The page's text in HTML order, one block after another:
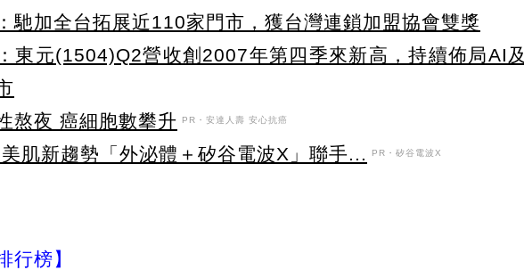
馳加全台拓展近110家門市，獲台灣連鎖加盟協會雙獎
東元(1504)Q2營收創2007年第四季來新高，持續佈局AI及
熬夜 癌細胞數攀升
PR・安達人壽 安心抗癌
肌新趨勢「外泌體＋矽谷電波X」聯手... PR・矽谷電波X
行榜】